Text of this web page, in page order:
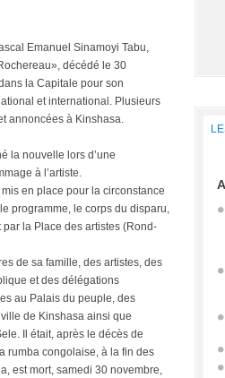
Emanuel Sinamoyi Tabu,
décédé le 30
la Capitale pour son
et international. Plusieurs
annoncées à Kinshasa.
la nouvelle lors d’une
à l’artiste.
en place pour la circonstance
programme, le corps du disparu,
la Place des artistes (Rond-
de sa famille, des artistes, des
et des délégations
au Palais du peuple, des
de Kinshasa ainsi que
Il était, après le décès de
rumba congolaise, à la fin des
est mort, samedi 30 novembre,